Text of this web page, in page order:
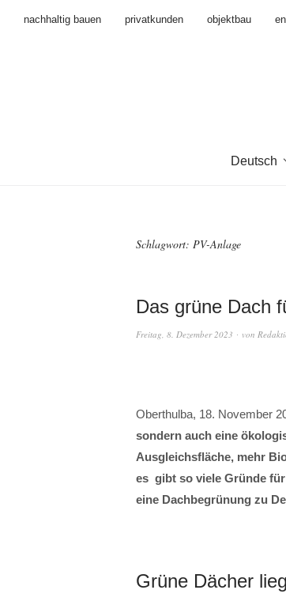
nachhaltig bauen privatkunden objektbau
Deutsch
Schlagwort: PV-Anlage
Das grüne Dach
Freitag, 8. Dezember 2023 von
Oberthulba, 18. November
sondern auch eine
Ausgleichsfläche, mehr
es gibt so viele Gründe
eine Dachbegrünung zu
Grüne Dächer